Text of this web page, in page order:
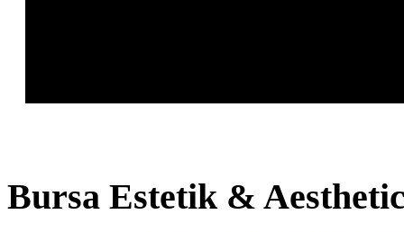
Bursa Estetik &